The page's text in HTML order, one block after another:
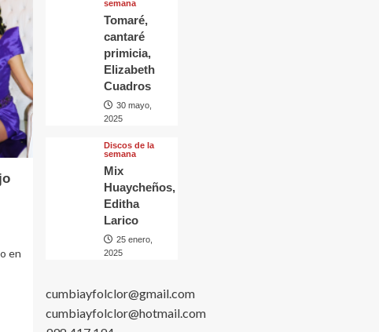
en
semana
Tomaré,
cantaré
primicia,
Elizabeth
Cuadros
30 mayo,
2025
Discos de la
semana
Mix
Huaycheños,
Editha
Larico
25 enero,
2025
cumbiayfolclor@gmail.com
cumbiayfolclor@hotmail.com